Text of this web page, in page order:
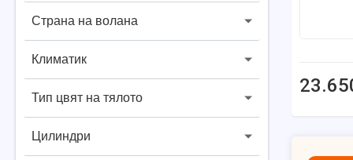
Страна на волана
Климатик
Тип цвят на тялото
Цилиндри